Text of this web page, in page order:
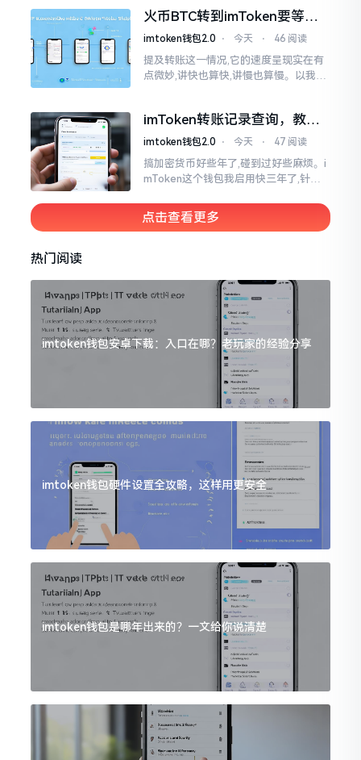
火币BTC转到imToken要等多
久？过来人说说真实情况
imtoken钱包2.0 ⋅ 今天 ⋅ 46 阅读
提及转账这一情况,它的速度呈现实在有
点微妙,讲快也算快,讲慢也算慢。以我从
账。可是
imToken转账记录查询，教你
正确查看方法
imtoken钱包2.0 ⋅ 今天 ⋅ 47 阅读
搞加密货币好些年了,碰到过好些麻烦。i
mToken这个钱包我启用快三年了,针对
官网位置在哪儿。事实上,最初接触之际
我也疑惑过一阵子
点击查看更多
热门阅读
imtoken钱包安卓下载：入口在哪？老玩家的经验分享
imtoken钱包硬件设置全攻略，这样用更安全
imtoken钱包是哪年出来的？一文给你说清楚